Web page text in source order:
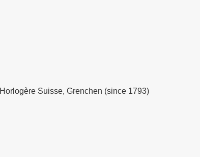
Suisse, Grenchen (since 1793)